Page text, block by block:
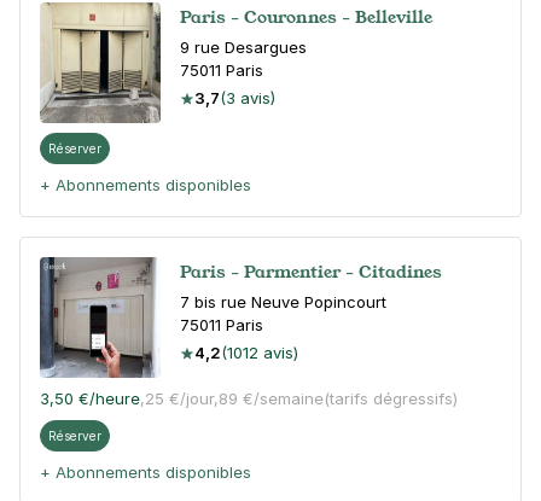
Paris - Couronnes - Belleville
9 rue Desargues
75011 Paris
3,7(3 avis)
Réserver
+ Abonnements disponibles
Paris - Parmentier - Citadines
7 bis rue Neuve Popincourt
75011 Paris
4,2(1012 avis)
3,50 €/heure,25 €/jour,89 €/semaine(tarifs dégressifs)
Réserver
+ Abonnements disponibles